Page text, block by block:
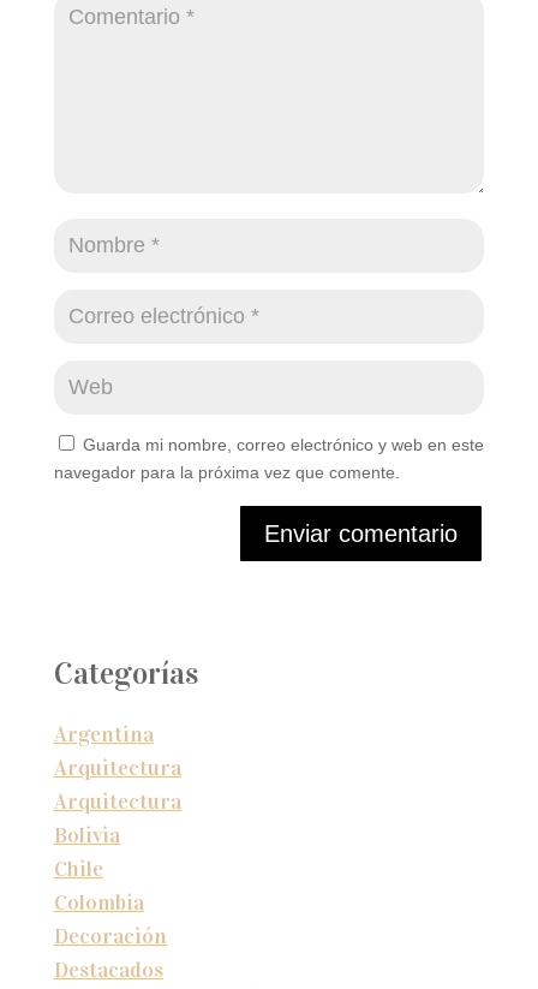
Guarda mi nombre, correo electrónico y web en este
navegador para la próxima vez que comente.
Enviar comentario
Categorías
Argentina
Arquitectura
Arquitectura
Bolivia
Chile
Colombia
Decoración
Destacados